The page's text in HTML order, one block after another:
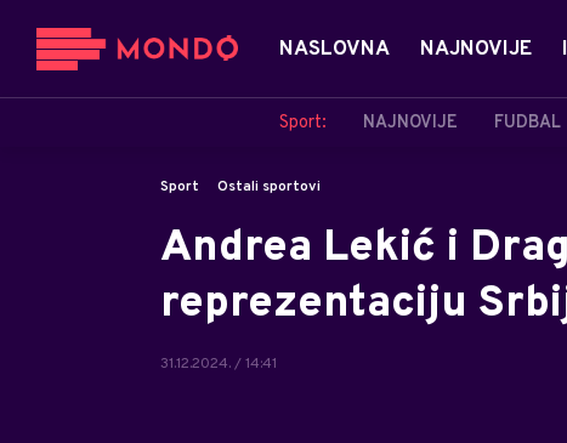
NASLOVNA NAJNOVIJE
Sport: NAJNOVIJE FUDBAL
Sport Ostali sportovi
Andrea Lekić i
reprezentaciju
31.12.2024. / 14:41